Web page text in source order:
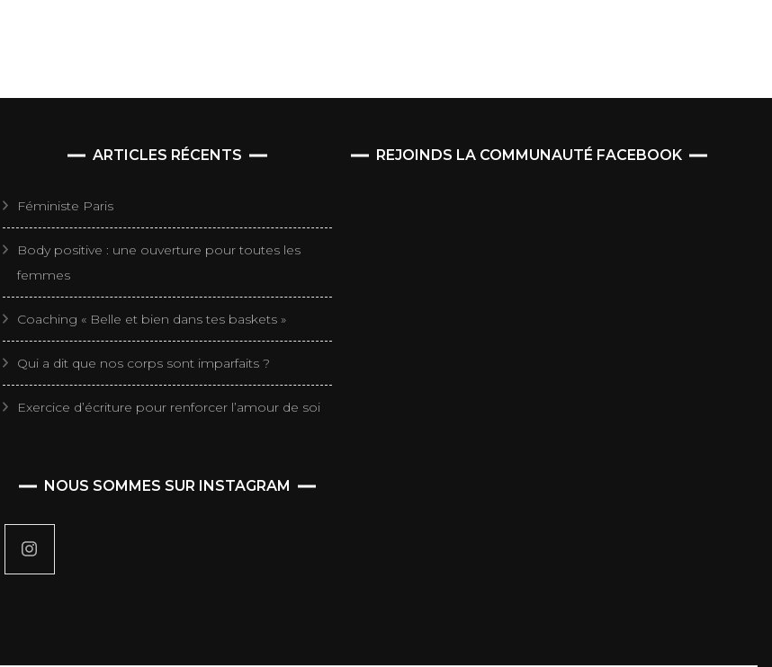
ARTICLES RÉCENTS
Féministe Paris
Body positive : une ouverture pour toutes les
femmes
Coaching « Belle et bien dans tes baskets »
Qui a dit que nos corps sont imparfaits ?
Exercice d’écriture pour renforcer l’amour de soi
NOUS SOMMES SUR INSTAGRAM
REJOINDS LA COMMUNAUTÉ FACEBOOK